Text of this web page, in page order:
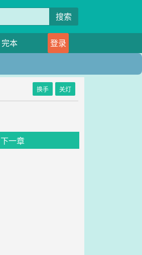
搜索
完本
登录
换手 关灯
下一章